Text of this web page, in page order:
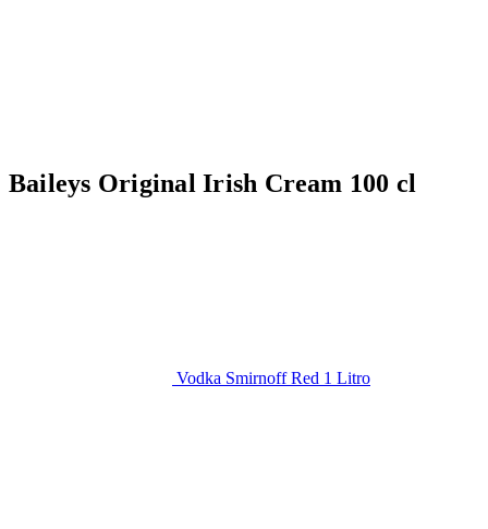
Baileys Original Irish Cream 100 cl
Vodka Smirnoff Red 1 Litro